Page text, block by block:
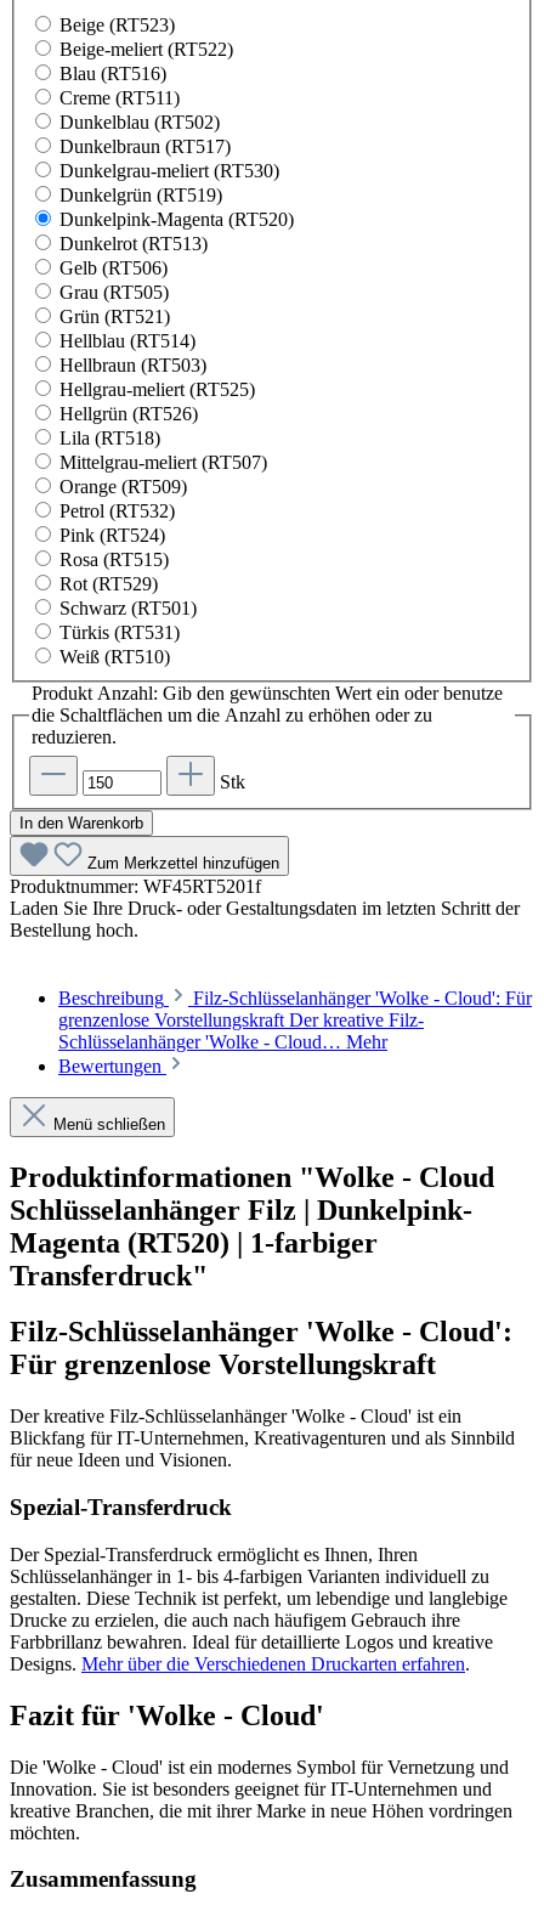
Beige (RT523)
Beige-meliert (RT522)
Blau (RT516)
Creme (RT511)
Dunkelblau (RT502)
Dunkelbraun (RT517)
Dunkelgrau-meliert (RT530)
Dunkelgrün (RT519)
Dunkelpink-Magenta (RT520)
Dunkelrot (RT513)
Gelb (RT506)
Grau (RT505)
Grün (RT521)
Hellblau (RT514)
Hellbraun (RT503)
Hellgrau-meliert (RT525)
Hellgrün (RT526)
Lila (RT518)
Mittelgrau-meliert (RT507)
Orange (RT509)
Petrol (RT532)
Pink (RT524)
Rosa (RT515)
Rot (RT529)
Schwarz (RT501)
Türkis (RT531)
Weiß (RT510)
Produkt Anzahl: Gib den gewünschten Wert ein oder benutze
die Schaltflächen um die Anzahl zu erhöhen oder zu
reduzieren.
Stk
In den Warenkorb
Zum Merkzettel hinzufügen
Produktnummer: WF45RT5201f
Laden Sie Ihre Druck- oder Gestaltungsdaten im letzten Schritt der
Bestellung hoch.
Beschreibung
Filz-Schlüsselanhänger 'Wolke - Cloud': Für
grenzenlose Vorstellungskraft Der kreative Filz-
Schlüsselanhänger 'Wolke - Cloud… Mehr
Bewertungen
Menü schließen
Produktinformationen "Wolke - Cloud
Schlüsselanhänger Filz | Dunkelpink-
Magenta (RT520) | 1-farbiger
Transferdruck"
Filz-Schlüsselanhänger 'Wolke - Cloud':
Für grenzenlose Vorstellungskraft
Der kreative Filz-Schlüsselanhänger 'Wolke - Cloud' ist ein
Blickfang für IT-Unternehmen, Kreativagenturen und als Sinnbild
für neue Ideen und Visionen.
Spezial-Transferdruck
Der Spezial-Transferdruck ermöglicht es Ihnen, Ihren
Schlüsselanhänger in 1- bis 4-farbigen Varianten individuell zu
gestalten. Diese Technik ist perfekt, um lebendige und langlebige
Drucke zu erzielen, die auch nach häufigem Gebrauch ihre
Farbbrillanz bewahren. Ideal für detaillierte Logos und kreative
Designs. Mehr über die Verschiedenen Druckarten erfahren.
Fazit für 'Wolke - Cloud'
Die 'Wolke - Cloud' ist ein modernes Symbol für Vernetzung und
Innovation. Sie ist besonders geeignet für IT-Unternehmen und
kreative Branchen, die mit ihrer Marke in neue Höhen vordringen
möchten.
Zusammenfassung